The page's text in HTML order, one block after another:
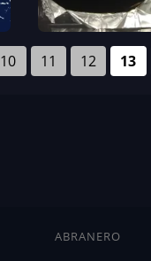
10 11 12 13
ABRANERO